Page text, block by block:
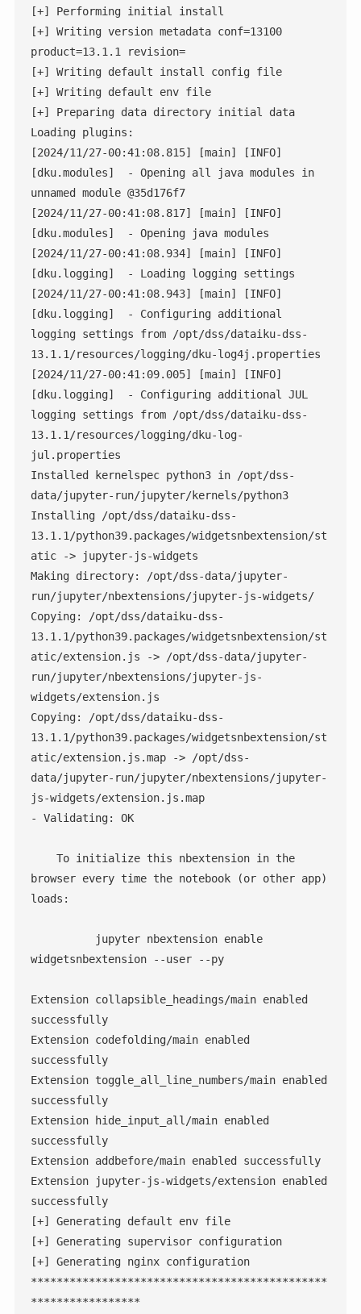
[+] Performing initial install
[+] Writing version metadata conf=13100
product=13.1.1 revision=
[+] Writing default install config file
[+] Writing default env file
[+] Preparing data directory initial data
Loading plugins:
[2024/11/27-00:41:08.815] [main] [INFO]
[dku.modules]  - Opening all java modules in
unnamed module @35d176f7
[2024/11/27-00:41:08.817] [main] [INFO]
[dku.modules]  - Opening java modules
[2024/11/27-00:41:08.934] [main] [INFO]
[dku.logging]  - Loading logging settings
[2024/11/27-00:41:08.943] [main] [INFO]
[dku.logging]  - Configuring additional
logging settings from /opt/dss/dataiku-dss-
13.1.1/resources/logging/dku-log4j.properties
[2024/11/27-00:41:09.005] [main] [INFO]
[dku.logging]  - Configuring additional JUL
logging settings from /opt/dss/dataiku-dss-
13.1.1/resources/logging/dku-log-
jul.properties
Installed kernelspec python3 in /opt/dss-
data/jupyter-run/jupyter/kernels/python3
Installing /opt/dss/dataiku-dss-
13.1.1/python39.packages/widgetsnbextension/st
atic -> jupyter-js-widgets
Making directory: /opt/dss-data/jupyter-
run/jupyter/nbextensions/jupyter-js-widgets/
Copying: /opt/dss/dataiku-dss-
13.1.1/python39.packages/widgetsnbextension/st
atic/extension.js -> /opt/dss-data/jupyter-
run/jupyter/nbextensions/jupyter-js-
widgets/extension.js
Copying: /opt/dss/dataiku-dss-
13.1.1/python39.packages/widgetsnbextension/st
atic/extension.js.map -> /opt/dss-
data/jupyter-run/jupyter/nbextensions/jupyter-
js-widgets/extension.js.map
- Validating: OK
browser every time the notebook (or other app)
loads:
widgetsnbextension --user --py
Extension collapsible_headings/main enabled
successfully
Extension codefolding/main enabled
successfully
Extension toggle_all_line_numbers/main enabled
successfully
Extension hide_input_all/main enabled
successfully
Extension addbefore/main enabled successfully
Extension jupyter-js-widgets/extension enabled
successfully
[+] Generating default env file
[+] Generating supervisor configuration
[+] Generating nginx configuration
**********************************************
*****************